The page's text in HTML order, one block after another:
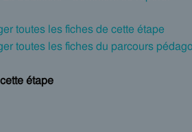
toutes les fiches de cette étape
toutes les fiches du parcours
étape